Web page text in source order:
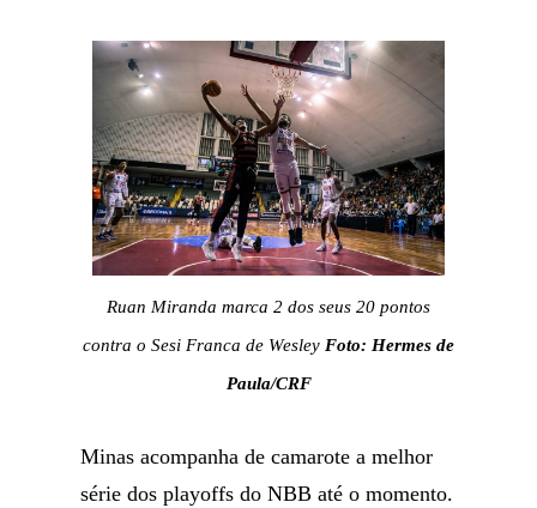
Ruan Miranda marca 2 dos seus 20 pontos
contra o Sesi Franca de Wesley Foto: Hermes de
Paula/CRF
Minas acompanha de camarote a melhor
série dos playoffs do NBB até o momento.